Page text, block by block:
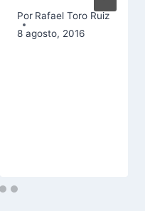
Por Rafael Toro Ruiz
8 agosto, 2016